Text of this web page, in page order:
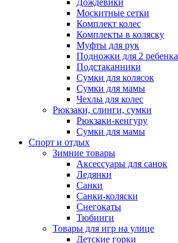
Москитные сетки
Комплект колес
Комплекты в коляску
Муфты для рук
Подножки для 2 ребенка
Подстаканники
Сумки для колясок
Сумки для мамы
Чехлы для колес
Рюкзаки, слинги, сумки
Рюкзаки-кенгуру
Сумки для мамы
Спорт и отдых
Зимние товары
Аксессуары для санок
Ледянки
Санки
Санки-коляски
Снегокаты
Тюбинги
Товары для игр на улице
Детские горки